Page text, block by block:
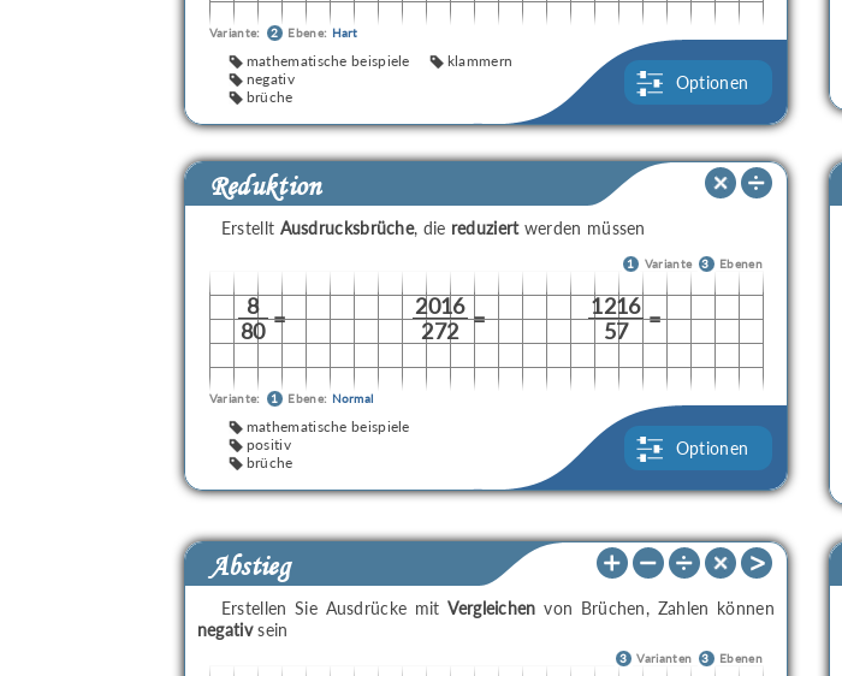
Variante: 2 Ebene: Hart
mathematische beispiele
negativ
brüche
klammern
Optionen
Reduktion
Erstellt Ausdrucksbrüche, die reduziertwerden müssen
1 Variante 3 Ebenen
8 =
80
2016 =
272
1216 =
57
Variante: 1 Ebene: Normal
mathematische beispiele
positiv
brüche
Optionen
Abstieg
Erstellen Sie Ausdrücke mitVergleichen von Brüchen, Zahlen können
negativsein
3 Varianten 3 Ebenen